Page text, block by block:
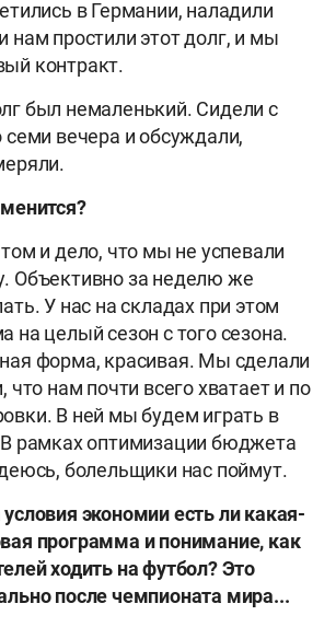
в Германии, наладили
нам простили этот долг, и мы
контракт.
был немаленький. Сидели с
семи вечера и обсуждали,
и дело, что мы не успевали
Объективно за неделю же
У нас на складах при этом
на целый сезон с того сезона.
форма, красивая. Мы сделали
что нам почти всего хватает и по
В ней мы будем играть в
рамках оптимизации бюджета
болельщики нас поймут.
экономии есть ли какая-
программа и понимание, как
ходить на футбол? Это
после чемпионата мира...